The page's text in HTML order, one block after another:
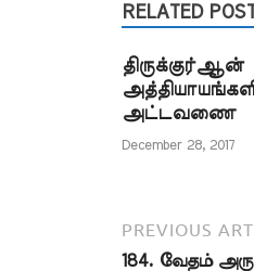
முன்னறிவிப்பு 145.
கொல்ல முடியாத
163. மக்கா வெற்றி
முன்னறிவிப்பு
முன்னறிவிப்பு
மீது அமர்ந்த
RELATED
திருக்குர்ஆன்
அட்டவணை
December 28, 2017
PREVIOUS
184. வேதம்